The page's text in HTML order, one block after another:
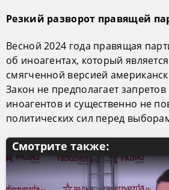
Резкий разворот правящей
Весной 2024 года правящая
об иноагентах, который
смягченной версией
Закон не предполагает запретов
иноагентов и существенно не
политических сил перед
Смотрите также: